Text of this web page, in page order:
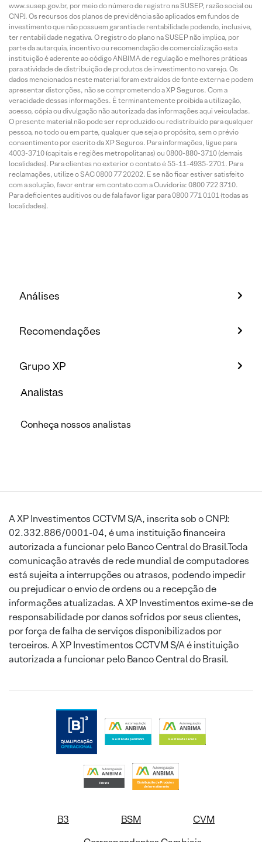
www.susep.gov.br, por meio do número de registro na SUSEP, razão social ou
CNPJ. Os recursos dos planos de previdência são aplicados em fundos de
investimento que não possuem garantia de rentabilidade podendo, inclusive,
ter rentabilidade negativa. O registro do plano na SUSEP não implica, por
parte da autarquia, incentivo ou recomendação de comercialização esta
instituição é aderente ao código ANBIMA de regulação e melhores práticas
para atividade de distribuição de produtos de investimento no varejo. Os
dados mencionados neste material foram extraídos de fonte externa e podem
apresentar distorções, não se comprometendo a XP Seguros. Com a
veracidade dessas informações. É terminantemente proibida a utilização,
acesso, cópia ou divulgação não autorizada das informações aqui veiculadas.
O presente material não pode ser reproduzido ou redistribuído para qualquer
pessoa, no todo ou em parte, qualquer que seja o propósito, sem o prévio
consentimento por escrito da XP Seguros. Para informações, ligue para
4003-3710 (capitais e regiões metropolitanas) ou 0800-880-3710 (demais
localidades). Para clientes no exterior o contato é 55-11-4935-2701. Para
reclamações, utilize o SAC 0800 77 20202. E se não ficar estiver satisfeito
com a solução, favor entrar em contato com a Ouvidoria: 0800 722 3710.
Para deficientes auditivos ou de fala favor ligar para 0800 771 0101 (todas as
localidades).
Análises
Recomendações
Grupo XP
Analistas
Conheça nossos analistas
A XP Investimentos CCTVM S/A, inscrita sob o CNPJ:
02.332.886/0001-04, é uma instituição financeira
autorizada a funcionar pelo Banco Central do Brasil.Toda
comunicação através de rede mundial de computadores
está sujeita a interrupções ou atrasos, podendo impedir
ou prejudicar o envio de ordens ou a recepção de
informações atualizadas. A XP Investimentos exime-se de
responsabilidade por danos sofridos por seus clientes,
por força de falha de serviços disponibilizados por
terceiros. A XP Investimentos CCTVM S/A é instituição
autorizada a funcionar pelo Banco Central do Brasil.
B3 BSM
CVM